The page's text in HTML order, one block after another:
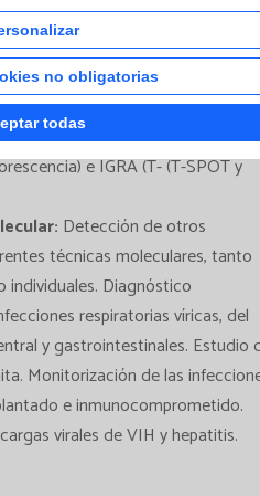
y
automatizados para la detección
técnicas de
altamente específico (VirClia®
en los principios de la
3), Western Blot, IFIs
e IGRA (T- (T-SPOT y
Detección de otros
técnicas moleculares, tanto
individuales. Diagnóstico
respiratorias víricas, del
y gastrointestinales. Estudio
Monitorización de las
e inmunocomprometido.
virales de VIH y hepatitis.
no obligatorias
todas